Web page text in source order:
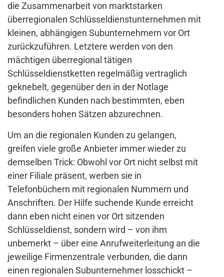
die Zusammenarbeit von marktstarken
überregionalen Schlüsseldienstunternehmen mit
kleinen, abhängigen Subunternehmern vor Ort
zurückzuführen. Letztere werden von den
mächtigen überregional tätigen
Schlüsseldienstketten regelmäßig vertraglich
geknebelt, gegenüber den in der Notlage
befindlichen Kunden nach bestimmten, eben
besonders hohen Sätzen abzurechnen.
Um an die regionalen Kunden zu gelangen,
greifen viele große Anbieter immer wieder zu
demselben Trick: Obwohl vor Ort nicht selbst mit
einer Filiale präsent, werben sie in
Telefonbüchern mit regionalen Nummern und
Anschriften. Der Hilfe suchende Kunde erreicht
dann eben nicht einen vor Ort sitzenden
Schlüsseldienst, sondern wird – von ihm
unbemerkt – über eine Anrufweiterleitung an die
jeweilige Firmenzentrale verbunden, die dann
einen regionalen Subunternehmer losschickt –